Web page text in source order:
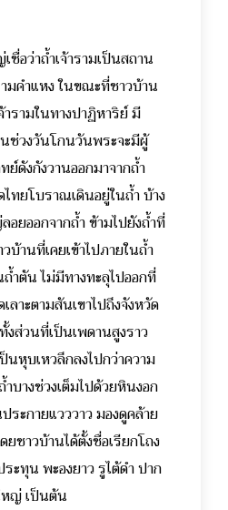
อว่าถ้ำเจ้ารามเป็นสถาน
คำแหง ในขณะที่ชาวบ้าน
ารามในทางปาฏิหาริย์ มี
นช่วงวันโกนวันพระจะมีผู้
ดังกังวานออกมาจากถ้ำ
ทยโบราณเดินอยู่ในถ้ำ บ้าง
ยออกจากถ้ำ ข้ามไปยังถ้ำที่
บ้านที่เคยเข้าไปภายในถ้ำ
ถ้ำตัน ไม่มีทางทะลุไปออกที่
ลาะตามสันเขาไปถึงจังหวัด
งส่วนที่เป็นเพดานสูงราว
หุบเหวลึกลงไปกว่าความ
บางช่วงเต็มไปด้วยหินงอก
ะกายแวววาว มองดูคล้าย
ชาวบ้านได้ตั้งชื่อเรียกโถง
ะทุน พะองยาว รูไต้ดำ ปาก
หญ่ เป็นต้น